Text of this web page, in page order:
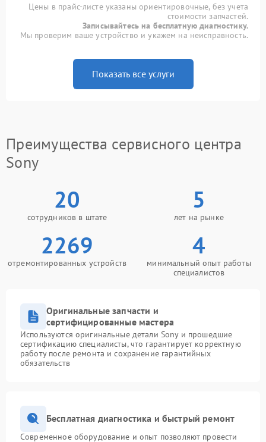
Цены в прайс-листе указаны ориентировочные, без учета
стоимости запчастей.
Записывайтесь на бесплатную диагностику.
Мы проверим ваше устройство и укажем на неисправность.
Показать все услуги
Преимущества сервисного центра
Sony
20
сотрудников в штате
5
лет на рынке
2269
отремонтированных устройств
4
минимальный опыт работы
специалистов
Оригинальные запчасти и
сертифицированные мастера
Используются оригинальные детали Sony и прошедшие
сертификацию специалисты, что гарантирует корректную
работу после ремонта и сохранение гарантийных
обязательств
Бесплатная диагностика и быстрый ремонт
Современное оборудование и опыт позволяют провести